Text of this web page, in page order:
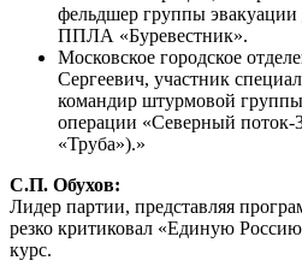
фельдшер группы эвакуации
ППЛА «Буревестник».
Московское городское
Сергеевич, участник
командир штурмовой
операции «Северный поток-
«Труба»).»
С.П. Обухов:
Лидер партии, представляя
резко критиковал «Единую
курс.